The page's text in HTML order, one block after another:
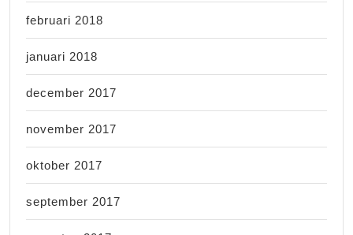
februari 2018
januari 2018
december 2017
november 2017
oktober 2017
september 2017